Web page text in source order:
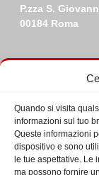
Quando si visita
informazioni sul tuo
Queste informazioni
dispositivo e sono
le tue aspettative. Le
ma possono fornire
P.zza S.
00184 Roma
Ultime da